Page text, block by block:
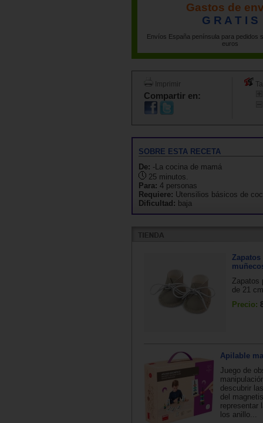
Gastos de
G R A T I S
Envíos España península para pedidos
euros
Imprimir
Compartir en:
SOBRE ESTA RECETA
De: -La cocina de mamá
25 minutos.
Para: 4 personas
Requiere: Utensilios básicos de
Dificultad: baja
Zapatos
Zapatos
de 21
Precio:
Apilable
Juego de
descubrir
del
representar
los anillo...